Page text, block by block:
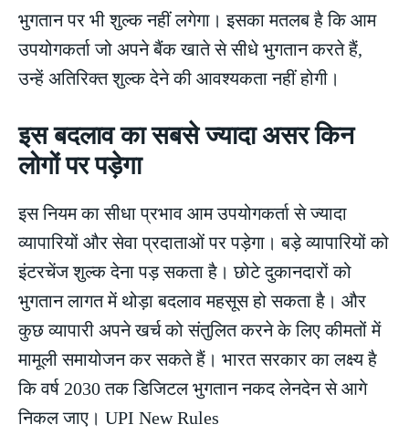
भुगतान पर भी शुल्क नहीं लगेगा। इसका मतलब है कि आम
उपयोगकर्ता जो अपने बैंक खाते से सीधे भुगतान करते हैं,
उन्हें अतिरिक्त शुल्क देने की आवश्यकता नहीं होगी।
इस बदलाव का सबसे ज्यादा असर किन
लोगों पर पड़ेगा
इस नियम का सीधा प्रभाव आम उपयोगकर्ता से ज्यादा
व्यापारियों और सेवा प्रदाताओं पर पड़ेगा। बड़े व्यापारियों को
इंटरचेंज शुल्क देना पड़ सकता है। छोटे दुकानदारों को
भुगतान लागत में थोड़ा बदलाव महसूस हो सकता है। और
कुछ व्यापारी अपने खर्च को संतुलित करने के लिए कीमतों में
मामूली समायोजन कर सकते हैं। भारत सरकार का लक्ष्य है
कि वर्ष 2030 तक डिजिटल भुगतान नकद लेनदेन से आगे
निकल जाए। UPI New Rules